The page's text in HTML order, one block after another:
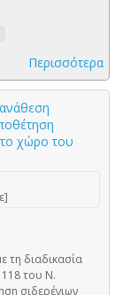
Περισσότερα
χώρο του
τη διαδικασία
του Ν.
σιδερένιων